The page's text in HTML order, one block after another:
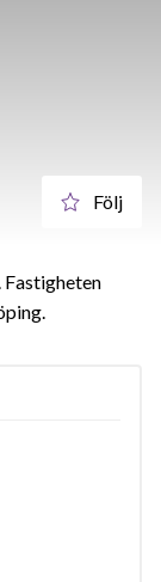
Följ
Fastigheten